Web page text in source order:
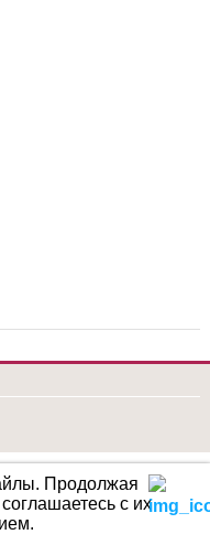
с высоким
дают
комерческого
подарят вам
Продолжая
с их